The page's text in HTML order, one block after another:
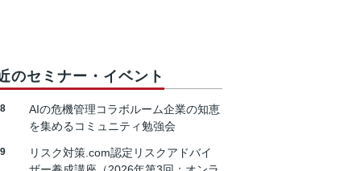
のセミナー・イベント
AIの危機管理コラボルーム企業の知恵
を集めるコミュニティ勉強会
リスク対策.com認定リスクアドバイ